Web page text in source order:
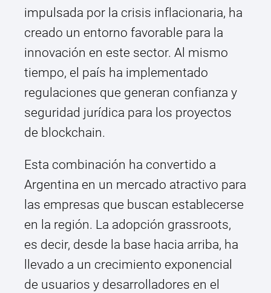
impulsada por la crisis inflacionaria, ha
creado un entorno favorable para la
innovación en este sector. Al mismo
tiempo, el país ha implementado
regulaciones que generan confianza y
seguridad jurídica para los proyectos
de blockchain.
Esta combinación ha convertido a
Argentina en un mercado atractivo para
las empresas que buscan establecerse
en la región. La adopción grassroots,
es decir, desde la base hacia arriba, ha
llevado a un crecimiento exponencial
de usuarios y desarrolladores en el